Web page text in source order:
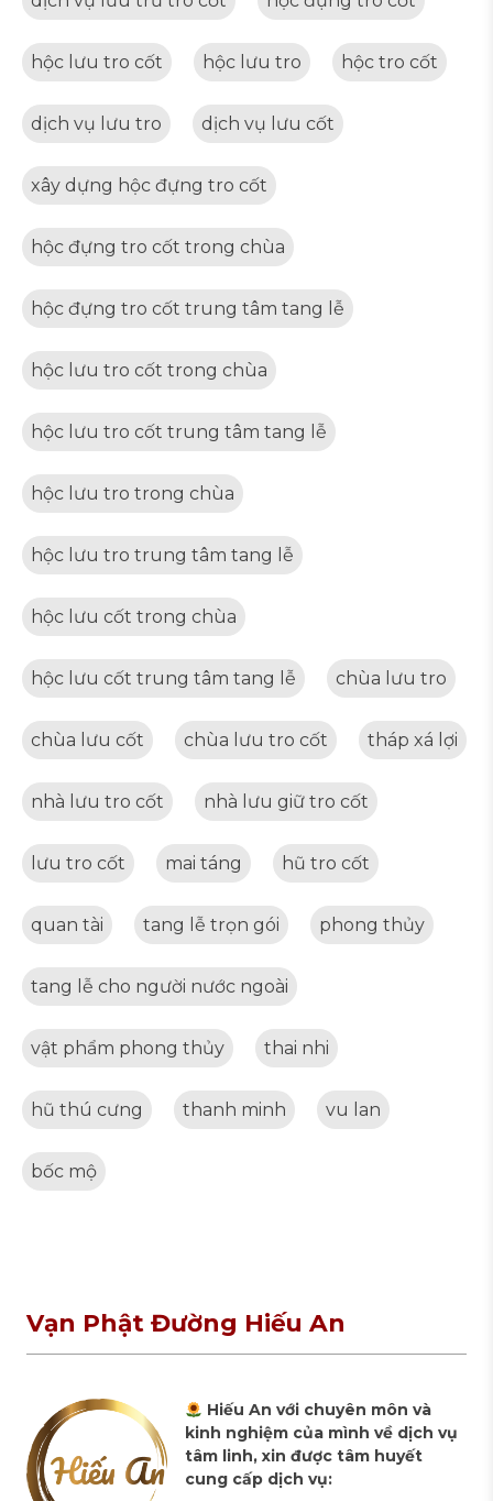
hộc lưu tro cốt hộc lưu tro hộc tro cốt
dịch vụ lưu tro dịch vụ lưu cốt
xây dựng hộc đựng tro cốt
hộc đựng tro cốt trong chùa
hộc đựng tro cốt trung tâm tang lễ
hộc lưu tro cốt trong chùa
hộc lưu tro cốt trung tâm tang lễ
hộc lưu tro trong chùa
hộc lưu tro trung tâm tang lễ
hộc lưu cốt trong chùa
hộc lưu cốt trung tâm tang lễ chùa lưu tro
chùa lưu cốt chùa lưu tro cốt tháp xá lợi
nhà lưu tro cốt nhà lưu giữ tro cốt
lưu tro cốt mai táng hũ tro cốt
quan tài tang lễ trọn gói phong thủy
tang lễ cho người nước ngoài
vật phẩm phong thủy thai nhi
hũ thú cưng thanh minh vu lan
bốc mộ
Vạn Phật Đường Hiếu An
Hiếu An với chuyên môn và
kinh nghiệm của mình về dịch vụ
tâm linh, xin được tâm huyết
cung cấp dịch vụ: